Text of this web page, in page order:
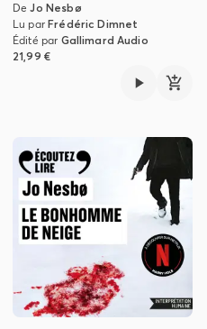
DeJo Nesbø
Lu parFrédéric Dimnet
Édité par Gallimard Audio
21,99 €